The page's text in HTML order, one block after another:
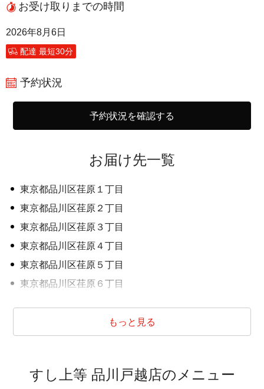
お受け取りまでの時間
2026年8月6日
配達 最短30分
予約状況
予約状況を確認する
お届け先一覧
東京都品川区荏原１丁目
東京都品川区荏原２丁目
東京都品川区荏原３丁目
東京都品川区荏原４丁目
東京都品川区荏原５丁目
東京都品川区荏原６丁目
東京都品川区大崎２丁目
東京都品川区小山１丁目
もっと見る
すし上等 品川戸越店のメニュー